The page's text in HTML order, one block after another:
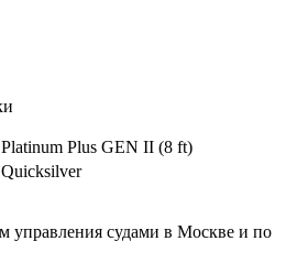
Platinum Plus GEN II (8 ft)
Quicksilver
управления судами в Москве и по